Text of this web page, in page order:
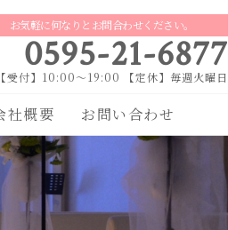
お気軽に何なりとお問合わせください。
0595-21-6877
受付】10:00～19:00 【定休】毎週火曜日
社概要 お問い合わせ